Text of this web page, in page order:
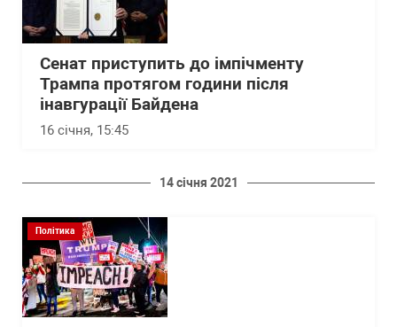
Сенат приступить до імпічменту
Трампа протягом години після
інавгурації Байдена
16 січня, 15:45
14 січня 2021
Політика